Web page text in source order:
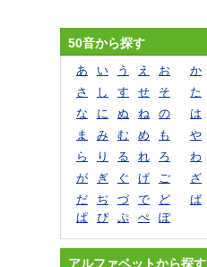
50音から探す
あ い う え お か
さ
し す せ そ た
な
に ぬ ね の は
ま
み む め も や
ら
り る れ ろ わ
が
ぎ ぐ げ ご ざ
だ
ぢ づ で ど ば
ぱ
ぴ ぷ ぺ ぽ
アルファベットから探す